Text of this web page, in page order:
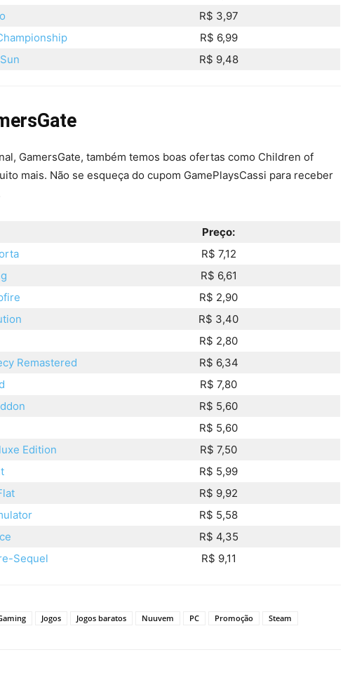
R$ 3,97
R$ 6,99
R$ 9,48
GamersGate, também temos boas ofertas como Children of
mais. Não se esqueça do cupom GamePlaysCassi para receber
Preço:
R$ 7,12
R$ 6,61
R$ 2,90
R$ 3,40
R$ 2,80
Remastered
R$ 6,34
R$ 7,80
R$ 5,60
R$ 5,60
Edition
R$ 7,50
R$ 5,99
R$ 9,92
R$ 5,58
R$ 4,35
Sequel
R$ 9,11
Jogos Jogos baratos Nuuvem PC Promoção Steam